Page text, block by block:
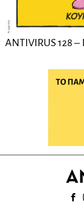
ANTIVIRUS 128 –